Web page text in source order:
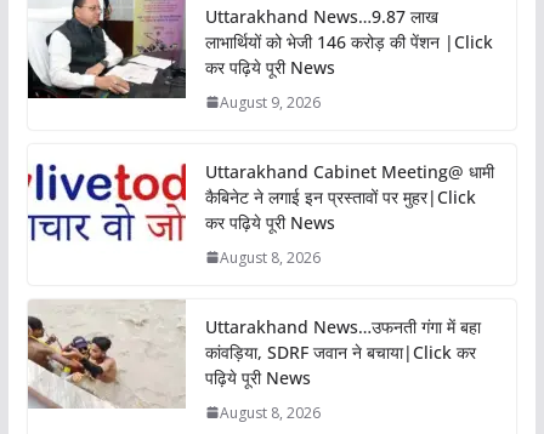
Uttarakhand News…9.87 लाख
लाभार्थियों को भेजी 146 करोड़ की पेंशन |Click
कर पढ़िये पूरी News
August 9, 2026
Uttarakhand Cabinet Meeting@ धामी
कैबिनेट ने लगाई इन प्रस्तावों पर मुहर|Click
कर पढ़िये पूरी News
August 8, 2026
Uttarakhand News…उफनती गंगा में बहा
कांवड़िया, SDRF जवान ने बचाया|Click कर
पढ़िये पूरी News
August 8, 2026